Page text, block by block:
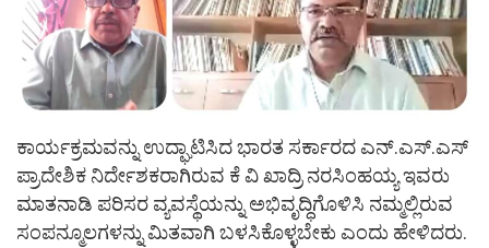
ಕಾರ್ಯಕ್ರಮವನ್ನು ಉದ್ಘಾಟಿಸಿದ ಭಾರತ ಸರ್ಕಾರದ ಎನ್.ಎಸ್.ಎಸ್
ಪ್ರಾದೇಶಿಕ ನಿರ್ದೇಶಕರಾಗಿರುವ ಕೆ ವಿ ಖಾದ್ರಿ ನರಸಿಂಹಯ್ಯ ಇವರು
ಮಾತನಾಡಿ ಪರಿಸರ ವ್ಯವಸ್ಥೆಯನ್ನು ಅಭಿವೃದ್ಧಿಗೊಳಿಸಿ ನಮ್ಮಲ್ಲಿರುವ
ಸಂಪನ್ಮೂಲಗಳನ್ನು ಮಿತವಾಗಿ ಬಳಸಿಕೊಳ್ಳಬೇಕು ಎಂದು ಹೇಳಿದರು.